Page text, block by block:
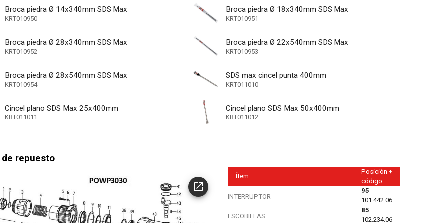
ajustes de velocidad
BMC (caja moldeada por soplado)
del cable de bola giratorio
giro
perforación
potencia
Broca piedra Ø 14x340mm SDS Max
KRT010950
Broca piedra Ø 18x340mm SDS Max
KRT010951
Broca piedra Ø 28x340mm SDS Max
KRT010952
Broca piedra Ø 22x540mm SDS Max
KRT010953
Broca piedra Ø 28x540mm SDS Max
KRT010954
SDS max cincel punta 400mm
KRT011010
Cincel plano SDS Max 25x400mm
KRT011011
Cincel plano SDS Max 50x400mm
KRT011012
de repuesto
Ítem
Posición +
código
INTERRUPTOR
95
101.442.06
ESCOBILLAS
85
102.234.06